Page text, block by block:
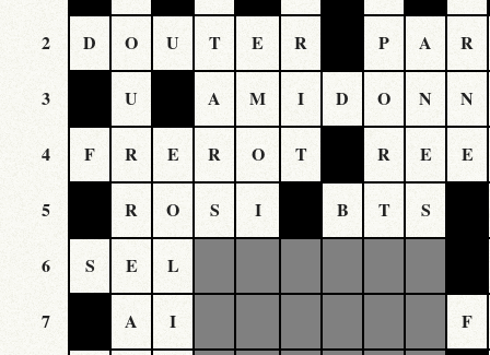
2 D O U T E R P A R
3 U A M I D O N N
4 F R E R O T R E E
5 R O S I B T S
6 S E L
7 A I F